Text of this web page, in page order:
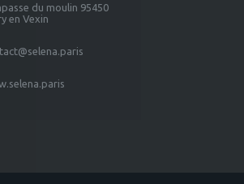
du moulin 95450
en Vexin